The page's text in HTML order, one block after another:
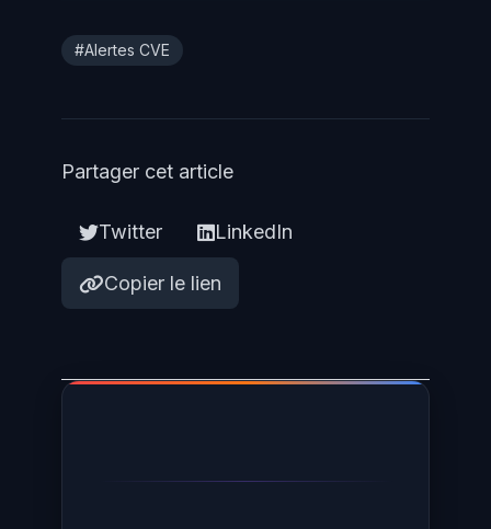
#Alertes CVE
Partager cet article
Twitter LinkedIn
Copier le lien